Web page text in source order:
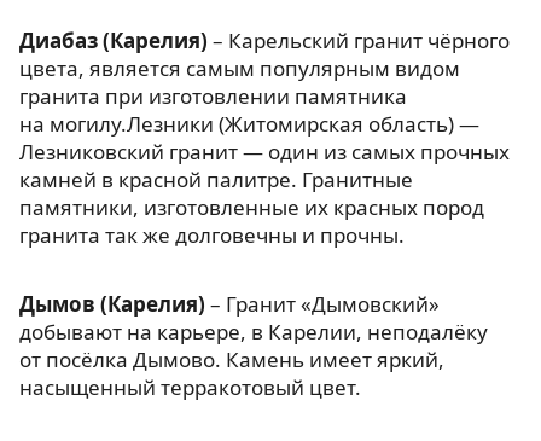
Диабаз (Карелия) – Карельский гранит чёрного
цвета, является самым популярным видом
гранита при изготовлении памятника
на могилу.Лезники (Житомирская область) —
Лезниковский гранит — один из самых прочных
камней в красной палитре. Гранитные
памятники, изготовленные их красных пород
гранита так же долговечны и прочны.
Дымов (Карелия) – Гранит «Дымовский»
добывают на карьере, в Карелии, неподалёку
от посёлка Дымово. Камень имеет яркий,
насыщенный терракотовый цвет.